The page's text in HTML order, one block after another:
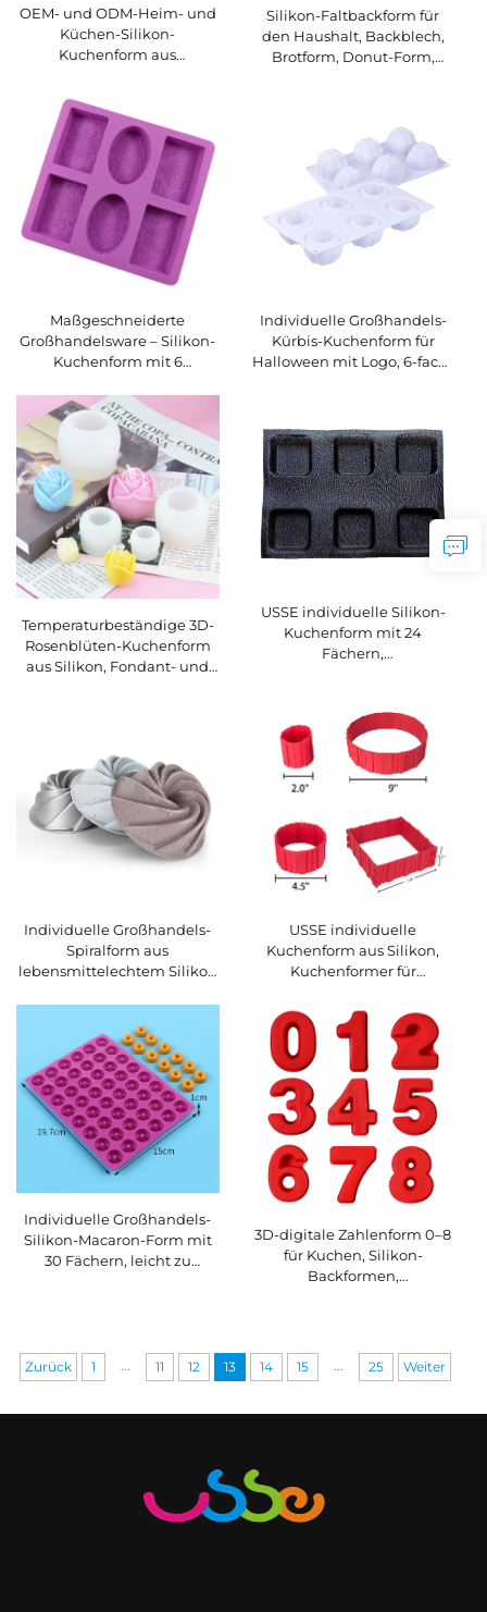
OEM- und ODM-Heim- und
Küchen-Silikon-
Kuchenform aus
Silikon, antihaftige,
geriffelte Form für Gelee
und Gelatine zum Backen,
Großhandel Kuchenform
Silikon-Faltbackform für
den Haushalt, Backblech,
Brotform, Donut-Form,
Maßgeschneiderte
Großhandelsware – Silikon-
Kuchenform mit 6
Spitzenmuster, für Kuchen,
Reis, Kerzen, rechteckige
und ovale Seifenformen
sowie Eiswürfelbehälter
Individuelle Großhandels-
Kürbis-Kuchenform für
Halloween mit Logo, 6-fach-
Temperaturbeständige 3D-
Rosenblüten-Kuchenform
aus Silikon, Fondant- und
USSE individuelle Silikon-
Kuchenform mit 24
Fächern,
atmungsaktive Fiberglas-
Backhilfen für
Kuchenwerkzeuge
Individuelle Großhandels-
Spiralform aus
lebensmittelechtem Silikon
zum einfachen Ausformen,
Haushaltsküchenhilfe
USSE individuelle
Kuchenform aus Silikon,
Kuchenformer für
Backzubehör in
quadratischer, rechteckiger,
herzförmiger und runder
Ausführung
Individuelle Großhandels-
Silikon-Macaron-Form mit
30 Fächern, leicht zu
verwendbar, DIY-Tischmatte
3D-digitale Zahlenform 0–8
für Kuchen, Silikon-
Backformen,
Zurück 1 ... 11 12 13 14 15 ... 25 Weiter